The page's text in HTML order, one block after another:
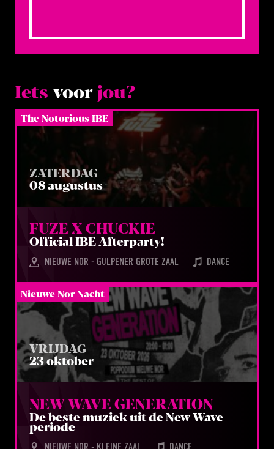
Iets voor jou?
The Notorious IBE
ZATERDAG
08 augustus
FUZE X CHUCKIE
Offi­ci­alIBE Afterparty!
NIEUWE NOR - GULPENER GROTE ZAAL DANCE
Nieuwe Nor Nacht
VRIJDAG
23 oktober
NEW WAVE GENERATION
De bes­te muziek uit de New Wave
periode